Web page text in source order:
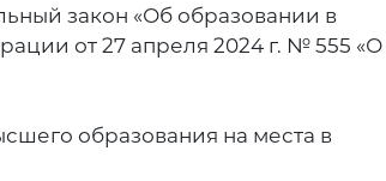
закон «Об образовании в
от 27 апреля 2024 г. № 555 «О
образования на места в